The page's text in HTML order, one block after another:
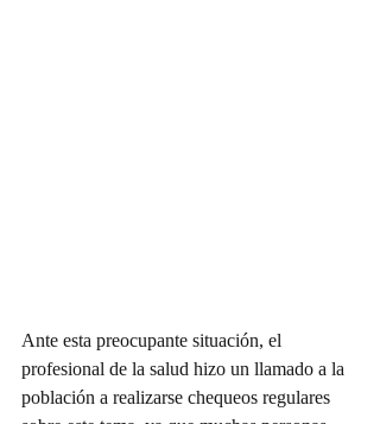
Ante esta preocupante situación, el
profesional de la salud hizo un llamado a la
población a realizarse chequeos regulares